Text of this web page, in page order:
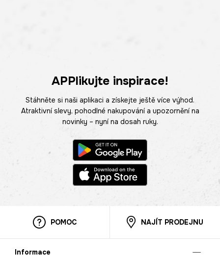
APPlikujte inspirace!
Stáhněte si naši aplikaci a získejte ještě více výhod.
Atraktivní slevy, pohodlné nakupování a upozornění na
novinky – nyní na dosah ruky.
POMOC NAJÍT PRODEJNU
Informace